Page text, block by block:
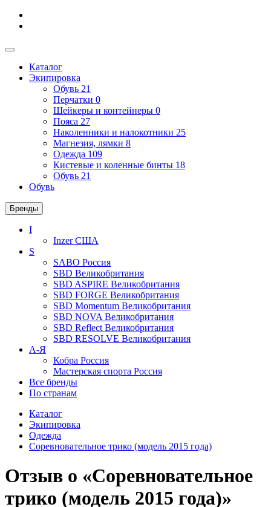
Каталог
Экипировка
Обувь 21
Перчатки 0
Шейкеры и контейнеры 0
Пояса 27
Наколенники и налокотники 25
Магнезия, лямки 8
Одежда 109
Кистевые и коленные бинты 18
Обувь 21
Обувь
Бренды
I
InzerСША
S
SABO Россия
SBD Великобритания
SBD ASPIRE Великобритания
SBD FORGE Великобритания
SBD Momentum Великобритания
SBD NOVA Великобритания
SBD Reflect Великобритания
SBD RESOLVE Великобритания
А-Я
Кобра Россия
Мастерская спорта Россия
Все бренды
По странам
Каталог
Экипировка
Одежда
Соревновательное трико (модель 2015 года)
Отзыв о «Соревновательное
трико (модель 2015 года)»